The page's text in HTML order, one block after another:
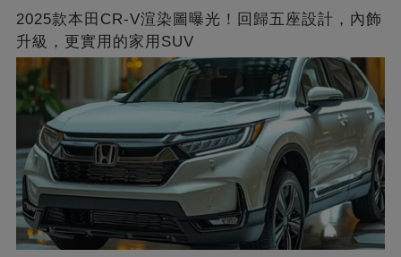
2025款本田CR-V渲染圖曝光！回歸五座設計，內飾
升級，更實用的家用SUV